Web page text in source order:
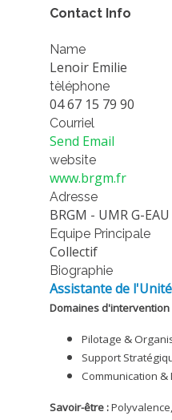
Contact Info
Name
Lenoir Emilie
tèléphone
04 67 15 79 90
Courriel
Send Email
website
www.brgm.fr
Adresse
BRGM - UMR G-
Equipe Principale
Collectif
Biographie
Assistante de
Domaines d'intervention
Pilotage &
Support
Communication &
Savoir-être :